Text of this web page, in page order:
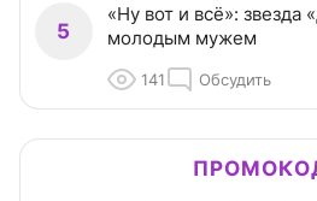
5
«Ну вот и всё»: звезда
молодым мужем
141 Обсудить